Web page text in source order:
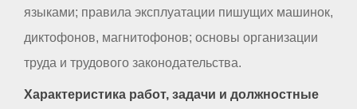
языками; правила эксплуатации пишущих машинок,
диктофонов, магнитофонов; основы организации
труда и трудового законодательства.
Характеристика работ, задачи и должностные